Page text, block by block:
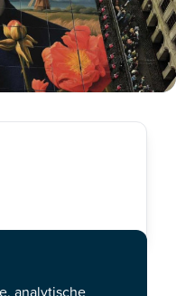
analytische